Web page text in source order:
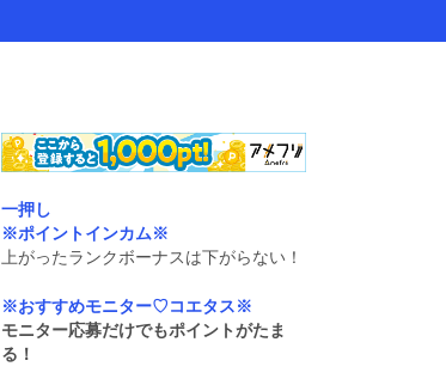
一押し
※ポイントインカム※
上がったランクボーナスは下がらない！
※おすすめモニター♡コエタス※
モニター応募だけでもポイントがたま
る！